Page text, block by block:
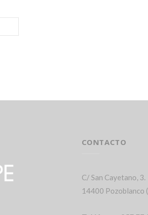
CONTACTO
C/ San Cayetano, 3.
14400 Pozoblanco